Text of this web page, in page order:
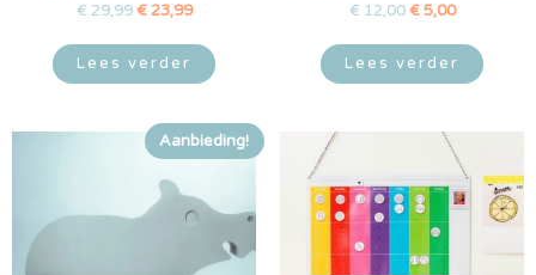
€ 29,99 €23,99
Lees verder
€ 12,00 €5,00
Lees verder
Aanbieding!